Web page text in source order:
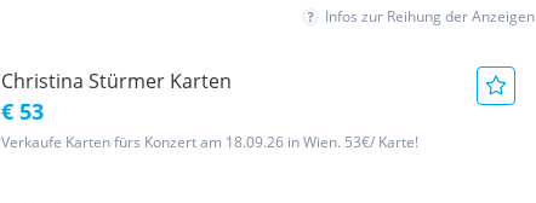
Infos zur Reihung der Anzeigen
Christina Stürmer Karten
€ 53
Verkaufe Karten fürs Konzert am 18.09.26 in Wien. 53€/ Karte!